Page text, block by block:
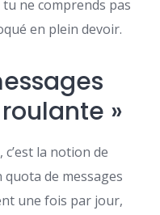
tu ne comprends pas
en plein devoir.
»
la notion de
de messages
une fois par jour,